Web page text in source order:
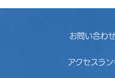
お問い合わせ
アクセスラ